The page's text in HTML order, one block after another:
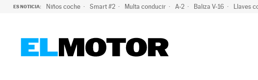
ES NOTICIA: Niños coche Smart #2 Multa conducir A-2 Baliza V-16 Llaves